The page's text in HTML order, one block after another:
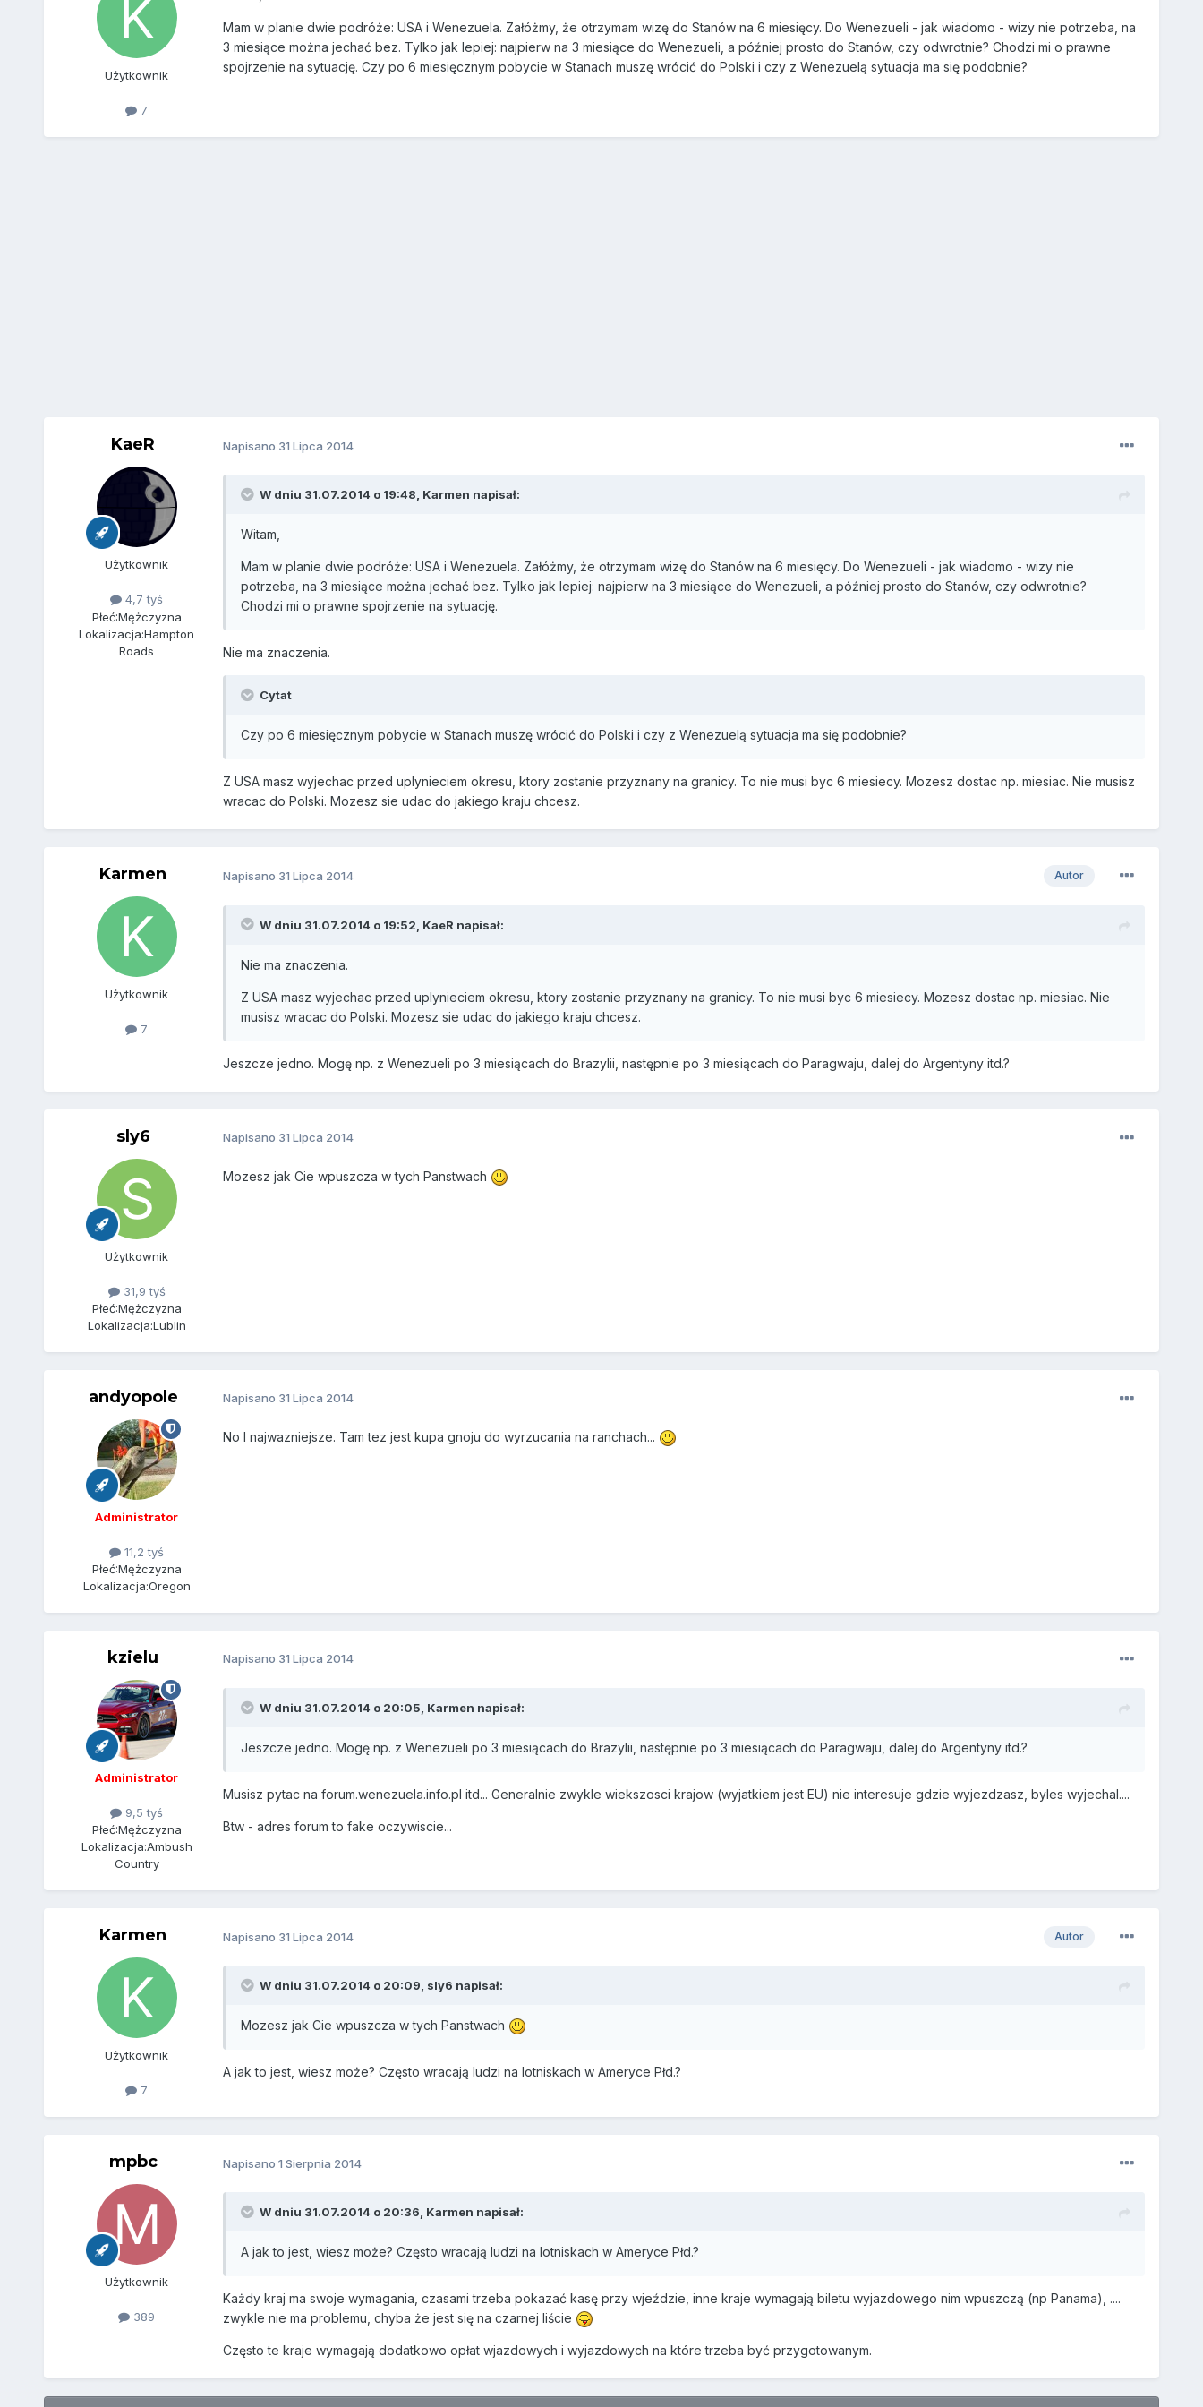
Użytkownik
7
Mam w planie dwie podróże: USA i Wenezuela. Załóżmy, że otrzymam wizę do Stanów na 6 miesięcy. Do Wenezueli - jak wiadomo - wizy nie potrzeba, na
3 miesiące można jechać bez. Tylko jak lepiej: najpierw na 3 miesiące do Wenezueli, a później prosto do Stanów, czy odwrotnie? Chodzi mi o prawne
spojrzenie na sytuację. Czy po 6 miesięcznym pobycie w Stanach muszę wrócić do Polski i czy z Wenezuelą sytuacja ma się podobnie?
KaeR
Użytkownik
4,7 tyś
Płeć:Mężczyzna
Lokalizacja:Hampton
Roads
Napisano 31 Lipca 2014
W dniu 31.07.2014 o 19:48, Karmen napisał:
Witam,
Mam w planie dwie podróże: USA i Wenezuela. Załóżmy, że otrzymam wizę do Stanów na 6 miesięcy. Do Wenezueli - jak wiadomo - wizy nie
potrzeba, na 3 miesiące można jechać bez. Tylko jak lepiej: najpierw na 3 miesiące do Wenezueli, a później prosto do Stanów, czy odwrotnie?
Chodzi mi o prawne spojrzenie na sytuację.
Nie ma znaczenia.
Cytat
Czy po 6 miesięcznym pobycie w Stanach muszę wrócić do Polski i czy z Wenezuelą sytuacja ma się podobnie?
Z USA masz wyjechac przed uplynieciem okresu, ktory zostanie przyznany na granicy. To nie musi byc 6 miesiecy. Mozesz dostac np. miesiac. Nie musisz
wracac do Polski. Mozesz sie udac do jakiego kraju chcesz.
Karmen
Użytkownik
7
Autor
Napisano 31 Lipca 2014
W dniu 31.07.2014 o 19:52, KaeR napisał:
Nie ma znaczenia.
Z USA masz wyjechac przed uplynieciem okresu, ktory zostanie przyznany na granicy. To nie musi byc 6 miesiecy. Mozesz dostac np. miesiac. Nie
musisz wracac do Polski. Mozesz sie udac do jakiego kraju chcesz.
Jeszcze jedno. Mogę np. z Wenezueli po 3 miesiącach do Brazylii, następnie po 3 miesiącach do Paragwaju, dalej do Argentyny itd.?
sly6
Użytkownik
31,9 tyś
Płeć:Mężczyzna
Lokalizacja:Lublin
Napisano 31 Lipca 2014
Mozesz jak Cie wpuszcza w tych Panstwach
andyopole
Administrator
11,2 tyś
Płeć:Mężczyzna
Lokalizacja:Oregon
Napisano 31 Lipca 2014
No I najwazniejsze. Tam tez jest kupa gnoju do wyrzucania na ranchach...
kzielu
Administrator
9,5 tyś
Płeć:Mężczyzna
Lokalizacja:Ambush
Country
Napisano 31 Lipca 2014
W dniu 31.07.2014 o 20:05, Karmen napisał:
Jeszcze jedno. Mogę np. z Wenezueli po 3 miesiącach do Brazylii, następnie po 3 miesiącach do Paragwaju, dalej do Argentyny itd.?
Musisz pytac na forum.wenezuela.info.pl itd... Generalnie zwykle wiekszosci krajow (wyjatkiem jest EU) nie interesuje gdzie wyjezdzasz, byles wyjechal....
Btw - adres forum to fake oczywiscie...
Karmen
Użytkownik
7
Autor
Napisano 31 Lipca 2014
W dniu 31.07.2014 o 20:09, sly6 napisał:
Mozesz jak Cie wpuszcza w tych Panstwach
A jak to jest, wiesz może? Często wracają ludzi na lotniskach w Ameryce Płd.?
mpbc
Użytkownik
389
Napisano 1 Sierpnia 2014
W dniu 31.07.2014 o 20:36, Karmen napisał:
A jak to jest, wiesz może? Często wracają ludzi na lotniskach w Ameryce Płd.?
Każdy kraj ma swoje wymagania, czasami trzeba pokazać kasę przy wjeździe, inne kraje wymagają biletu wyjazdowego nim wpuszczą (np Panama), ....
zwykle nie ma problemu, chyba że jest się na czarnej liście
Często te kraje wymagają dodatkowo opłat wjazdowych i wyjazdowych na które trzeba być przygotowanym.